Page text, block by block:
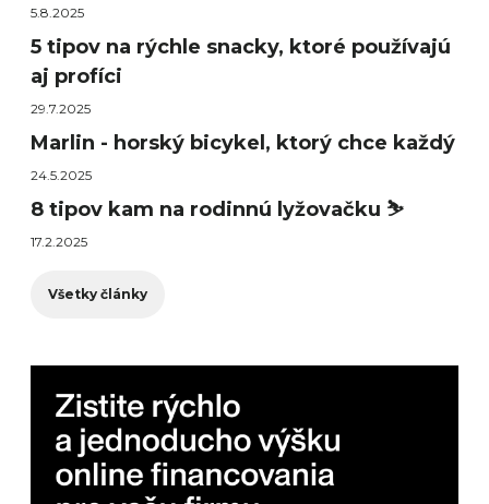
5.8.2025
5 tipov na rýchle snacky, ktoré používajú
aj profíci
29.7.2025
Marlin - horský bicykel, ktorý chce každý
24.5.2025
8 tipov kam na rodinnú lyžovačku ⛷️
17.2.2025
Všetky články